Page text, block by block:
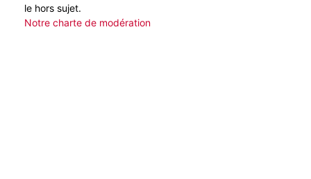
le hors sujet.
Notre charte de modération